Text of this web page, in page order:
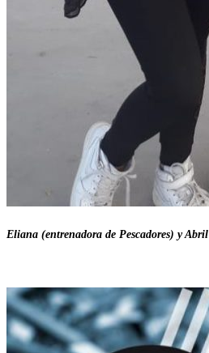
Eliana (entrenadora de Pescadores) y Abril